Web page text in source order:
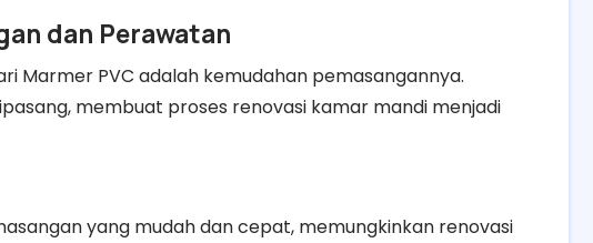
dan Perawatan
Marmer PVC adalah kemudahan pemasangannya.
membuat proses renovasi kamar mandi menjadi
yang mudah dan cepat, memungkinkan renovasi